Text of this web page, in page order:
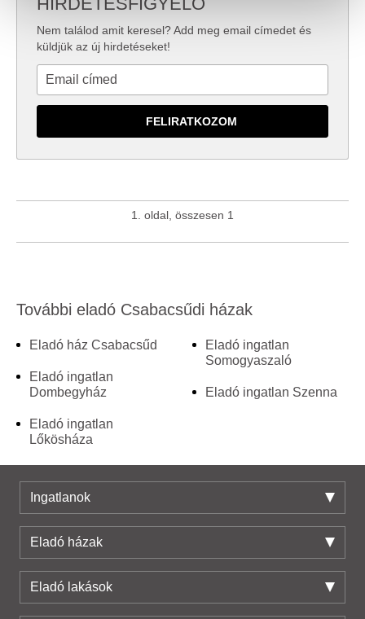
valamint weboldalforgalmunk elemzéséhez. Ezenkívül
közösségi média-, hirdető- és elemező partnereinkkel
megosztjuk az Ön weboldalhasználatra vonatkozó
adatait, akik kombinálhatják az adatokat más olyan
Ön által használt más szolgáltatásokból gyűjtöttek.
Nem találod amit keresel? Add meg email címedet és
küldjük az új hirdetéseket!
1. oldal, összesen 1
További eladó Csabacsűdi házak
Eladó ház Csabacsűd
Eladó ingatlan
Dombegyház
Eladó ingatlan
Lőkösháza
Eladó ingatlan
Somogyaszaló
Eladó ingatlan Szenna
Ingatlanok
Eladó házak
Eladó lakások